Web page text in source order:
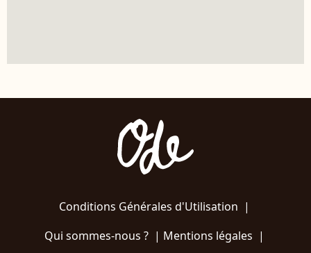
Conditions Générales d'Utilisation |
Qui sommes-nous ?| Mentions légales |